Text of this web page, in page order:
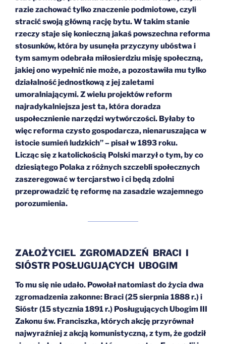
razie zachować tylko znaczenie podmiotowe, czyli
stracić swoją główną rację bytu. W takim stanie
rzeczy staje się konieczną jakaś powszechna reforma
stosunków, która by usunęła przyczyny ubóstwa i
tym samym odebrała miłosierdziu misję społeczną,
jakiej ono wypełnić nie może, a pozostawiła mu tylko
działalność jednostkową z jej zaletami
umoralniającymi. Z wielu projektów reform
najradykalniejsza jest ta, która doradza
uspołecznienie narzędzi wytwórczości. Byłaby to
więc reforma czysto gospodarcza, nienaruszająca w
istocie sumień ludzkich” – pisał w 1893 roku.
Licząc się z katolickością Polski marzył o tym, by co
dziesiątego Polaka z różnych szczebli społecznych
zaszeregować w tercjarstwo i ci będą zdolni
przeprowadzić tę reformę na zasadzie wzajemnego
porozumienia.
ZAŁOŻYCIEL ZGROMADZEŃ BRACI I
SIÓSTR POSŁUGUJĄCYCH UBOGIM
To mu się nie udało. Powołał natomiast do życia dwa
zgromadzenia zakonne: Braci (25 sierpnia 1888 r.) i
Sióstr (15 stycznia 1891 r.) Posługujących Ubogim III
Zakonu św. Franciszka, których akcję przyrównał
najwyraźniej z akcją komunistyczną, z tym, że godził